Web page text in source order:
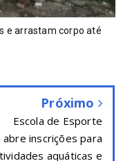
e arrastam corpo até
Próximo
Escola de Esporte
abre inscrições para
aquáticas e